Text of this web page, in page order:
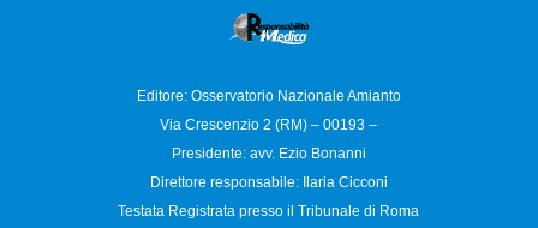
Editore: Osservatorio Nazionale Amianto
Via Crescenzio 2 (RM) – 00193 –
Presidente: avv. Ezio Bonanni
Direttore responsabile:
Ilaria Cicconi
Testata Registrata presso il Tribunale di Roma